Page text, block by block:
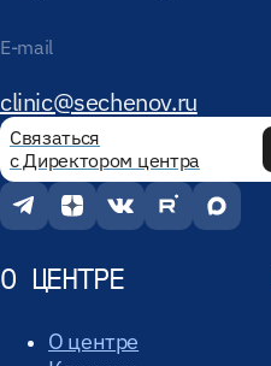
E-mail
clinic@sechenov.ru
Связаться
с Директором центра
О ЦЕНТРЕ
О центре